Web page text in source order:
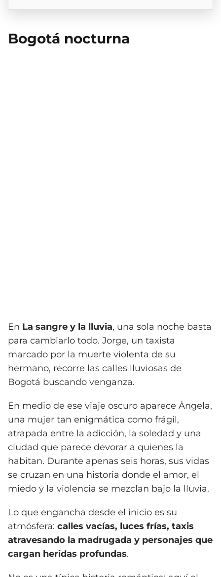
Bogotá nocturna
En La sangre y la lluvia, una sola noche basta
para cambiarlo todo. Jorge, un taxista
marcado por la muerte violenta de su
hermano, recorre las calles lluviosas de
Bogotá buscando venganza.
En medio de ese viaje oscuro aparece Ángela,
una mujer tan enigmática como frágil,
atrapada entre la adicción, la soledad y una
ciudad que parece devorar a quienes la
habitan. Durante apenas seis horas, sus vidas
se cruzan en una historia donde el amor, el
miedo y la violencia se mezclan bajo la lluvia.
Lo que engancha desde el inicio es su
atmósfera: calles vacías, luces frías, taxis
atravesando la madrugada y personajes que
cargan heridas profundas.